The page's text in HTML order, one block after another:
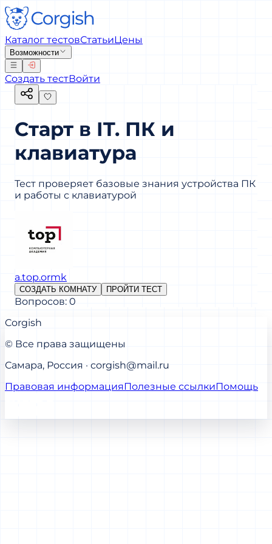
Каталог тестовСтатьиЦены
Возможности
Создать тестВойти
Старт в IT. ПК и
клавиатура
Тест проверяет базовые знания устройства ПК
и работы с клавиатурой
a.top.ormk
СОЗДАТЬ КОМНАТУ ПРОЙТИ ТЕСТ
Вопросов: 0
Corgish
© Все права защищены
Самара, Россия · corgish@mail.ru
Правовая информацияПолезные ссылкиПомощь